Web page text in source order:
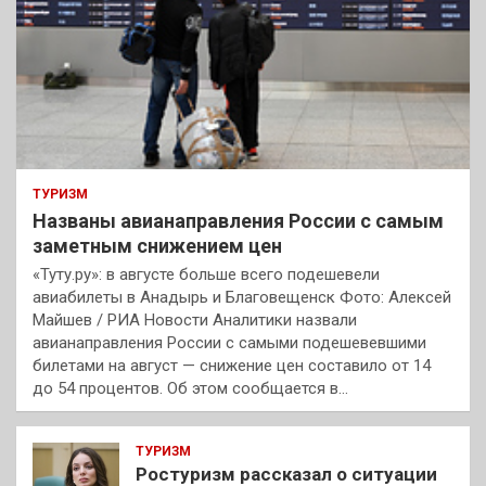
ТУРИЗМ
Названы авианаправления России с самым
заметным снижением цен
«Туту.ру»: в августе больше всего подешевели
авиабилеты в Анадырь и Благовещенск Фото: Алексей
Майшев / РИА Новости Аналитики назвали
авианаправления России с самыми подешевевшими
билетами на август — снижение цен составило от 14
до 54 процентов. Об этом сообщается в…
ТУРИЗМ
Ростуризм рассказал о ситуации